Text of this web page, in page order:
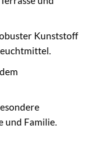
Kunststoff
und Familie.